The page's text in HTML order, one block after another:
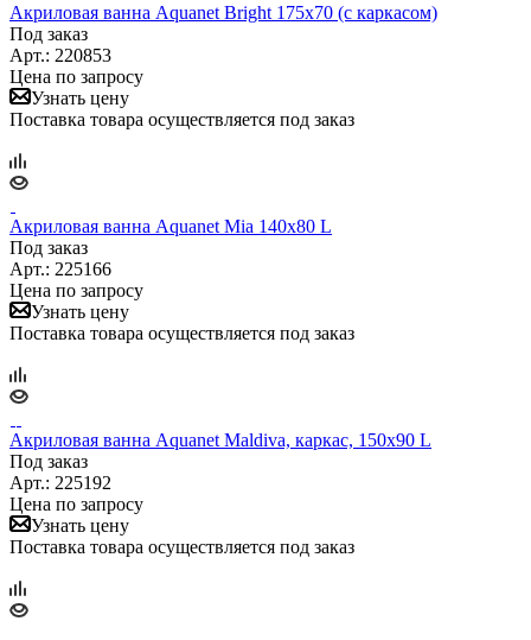
Акриловая ванна Aquanet Bright 175x70 (с каркасом)
Под заказ
Арт.: 220853
Цена по запросу
Узнать цену
Поставка товара осуществляется под заказ
Акриловая ванна Aquanet Mia 140x80 L
Под заказ
Арт.: 225166
Цена по запросу
Узнать цену
Поставка товара осуществляется под заказ
Акриловая ванна Aquanet Maldiva, каркас, 150x90 L
Под заказ
Арт.: 225192
Цена по запросу
Узнать цену
Поставка товара осуществляется под заказ